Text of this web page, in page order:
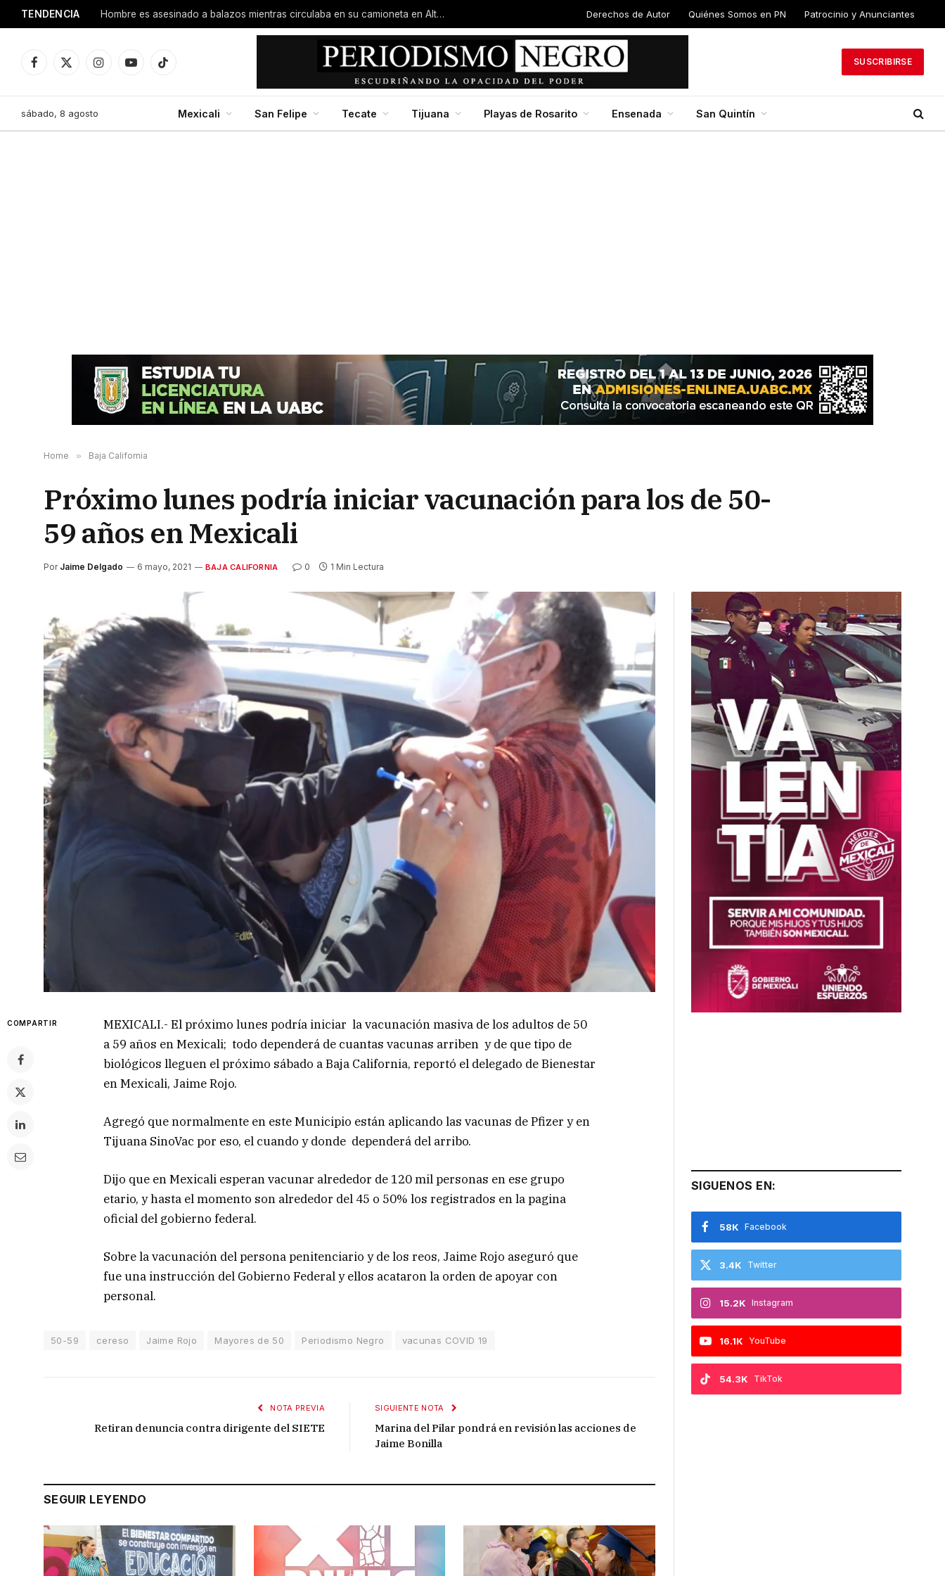
TENDENCIA Hombre es asesinado a balazos mientras circulaba en su camioneta en Altiplano Derechos de Autor Quiénes Somos en PN Patrocinio y Anunciantes
Facebook
X
InstagramYouTubeTikTok
SUSCRIBIRSE
sábado, 8 agosto Mexicali San Felipe Tecate Tijuana Playas de Rosarito Ensenada San Quintín
Home » Baja California
Próximo lunes podría iniciar vacunación para los de 50-
59 años en Mexicali
Por Jaime Delgado 6 mayo, 2021 BAJA CALIFORNIA 0 1 Min Lectura
COMPARTIR
MEXICALI.- El próximo lunes podría iniciar la vacunación masiva de los adultos de 50
a 59 años en Mexicali; todo dependerá de cuantas vacunas arriben y de que tipo de
biológicos lleguen el próximo sábado a Baja California, reportó el delegado de Bienestar
en Mexicali, Jaime Rojo.
Agregó que normalmente en este Municipio están aplicando las vacunas de Pfizer y en
Tijuana SinoVac por eso, el cuando y donde dependerá del arribo.
Dijo que en Mexicali esperan vacunar alrededor de 120 mil personas en ese grupo
etario, y hasta el momento son alrededor del 45 o 50% los registrados en la pagina
oficial del gobierno federal.
Sobre la vacunación del persona penitenciario y de los reos, Jaime Rojo aseguró que
fue una instrucción del Gobierno Federal y ellos acataron la orden de apoyar con
personal.
50-59 cereso Jaime Rojo Mayores de 50 Periodismo Negro vacunas COVID 19
NOTA PREVIA
Retiran denuncia contra dirigente del SIETE
SIGUIENTE NOTA
Marina del Pilar pondrá en revisión las acciones de
Jaime Bonilla
SEGUIR LEYENDO
SIGUENOS EN:
Facebook
58K
Twitter
3.4K
Instagram
15.2K
YouTube
16.1K
TikTok
54.3K